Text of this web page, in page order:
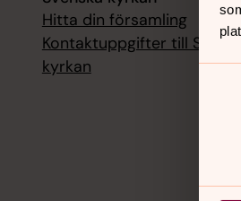
Hitta din församling
Kontaktuppgifter till
kyrkan